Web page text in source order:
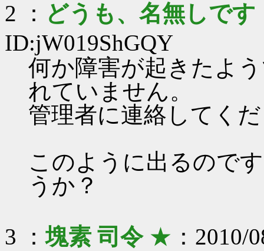
2 ： どうも、名無しです
ID:jW019ShGQY
何か障害が起きたよ
れていません。
管理者に連絡してく
このように出るので
うか？
3 ：塊素 司令★ ：2010/